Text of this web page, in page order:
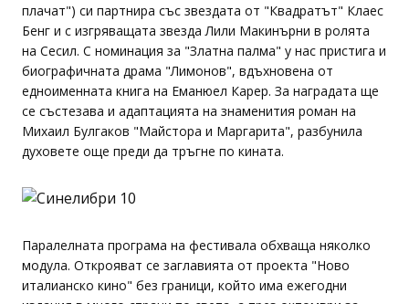
плачат") си партнира със звездата от "Квадратът" Клаес
Бенг и с изгряващата звезда Лили Макинърни в ролята
на Сесил. С номинация за "Златна палма" у нас пристига и
биографичната драма "Лимонов", вдъхновена от
едноименната книга на Еманюел Карер. За наградата ще
се състезава и адаптацията на знаменития роман на
Михаил Булгаков "Майстора и Маргарита", разбунила
духовете още преди да тръгне по кината.
Паралелната програма на фестивала обхваща няколко
модула. Открояват се заглавията от проекта "Ново
италианско кино" без граници, който има ежегодни